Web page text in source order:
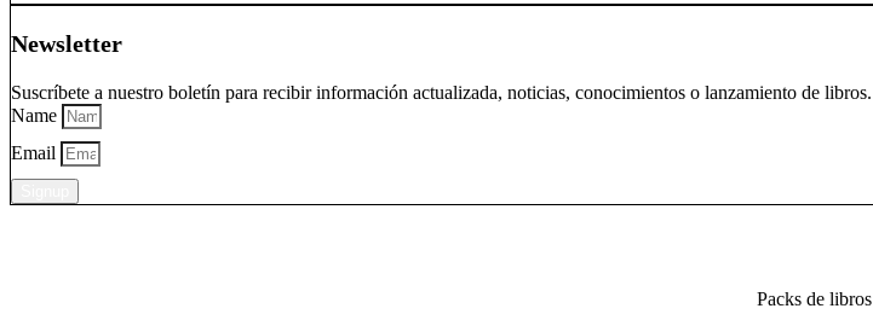
Newsletter
Suscríbete a nuestro boletín para recibir información actualizada, noticias, conocimientos o lanzamiento de libros.
Name
Email
Packs de libros